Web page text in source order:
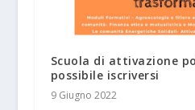
Scuola di attivazione
possibile iscriversi
9 Giugno 2022